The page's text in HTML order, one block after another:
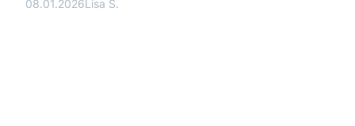
08.01.2026Lisa S.